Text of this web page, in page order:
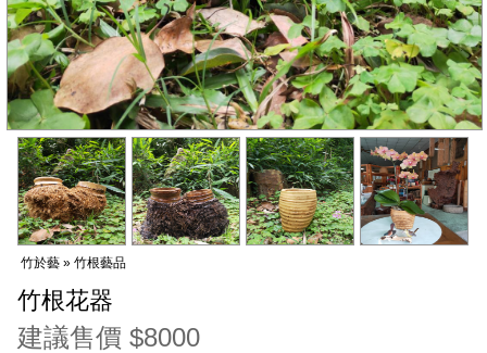
竹於藝 » 竹根藝品
竹根花器
建議售價 $8000